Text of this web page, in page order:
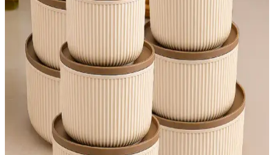
Meleni Home 24'lü Kapaklı Kare Erzak Saklama
Kabı Seti ile Mutfak Düzeninizi Optimize Edin
Modern tasarım ve dayanıklı malzeme ile gıdalarınızı taze tutan,
hava geçirmez kapaklı saklama seti, mutfak düzeninizi sağlar ve
kullanım kolaylığı sunar.
Yılbaşı Temalı Kurabiye Kalıbı Seti: Yaratıcı ve
Eğlenceli Mutfak Deneyimi İçin Ideal
Yılbaşı temalı kurabiye kalıbı seti, çeşitli figürlerle yılbaşı
kutlamalarına renk katarken, dayanıklı ve sağlıklı malzemeleriyle